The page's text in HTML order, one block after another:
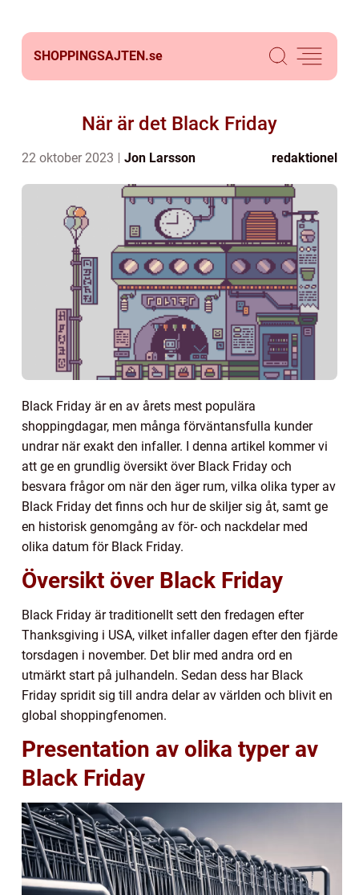
SHOPPINGSAJTEN.se
När är det Black Friday
22 oktober 2023 Jon Larsson redaktionel
Black Friday är en av årets mest populära
shoppingdagar, men många förväntansfulla kunder
undrar när exakt den infaller. I denna artikel kommer vi
att ge en grundlig översikt över Black Friday och
besvara frågor om när den äger rum, vilka olika typer av
Black Friday det finns och hur de skiljer sig åt, samt ge
en historisk genomgång av för- och nackdelar med
olika datum för Black Friday.
Översikt över Black Friday
Black Friday är traditionellt sett den fredagen efter
Thanksgiving i USA, vilket infaller dagen efter den fjärde
torsdagen i november. Det blir med andra ord en
utmärkt start på julhandeln. Sedan dess har Black
Friday spridit sig till andra delar av världen och blivit en
global shoppingfenomen.
Presentation av olika typer av
Black Friday